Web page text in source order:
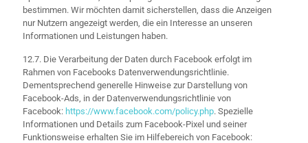
bestimmen. Wir möchten damit sicherstellen, dass die Anzeigen
nur Nutzern angezeigt werden, die ein Interesse an unseren
Informationen und Leistungen haben.
12.7. Die Verarbeitung der Daten durch Facebook erfolgt im
Rahmen von Facebooks Datenverwendungsrichtlinie.
Dementsprechend generelle Hinweise zur Darstellung von
Facebook-Ads, in der Datenverwendungsrichtlinie von
Facebook: https://www.facebook.com/policy.php. Spezielle
Informationen und Details zum Facebook-Pixel und seiner
Funktionsweise erhalten Sie im Hilfebereich von Facebook: